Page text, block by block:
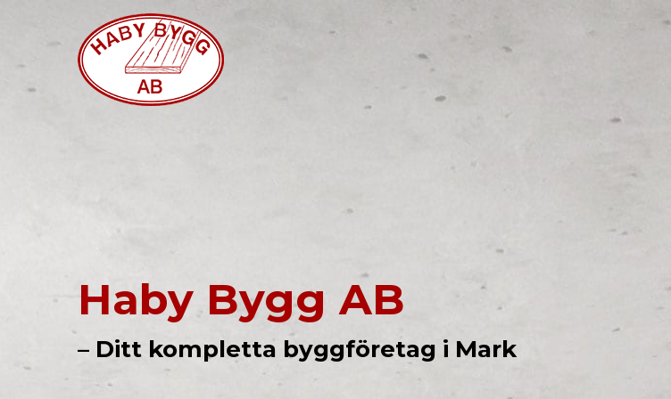
Haby Bygg AB
– Ditt kompletta byggföretag i Mark